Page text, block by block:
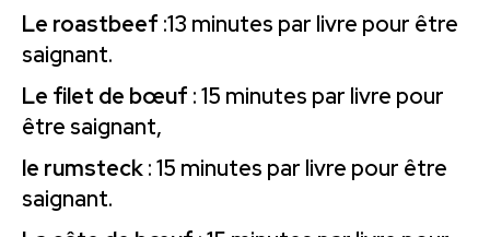
Le roastbeef :13 minutes par livre pour être
saignant.
Le filet de bœuf : 15 minutes par livre pour
être saignant,
le rumsteck: 15 minutes par livre pour être
saignant.